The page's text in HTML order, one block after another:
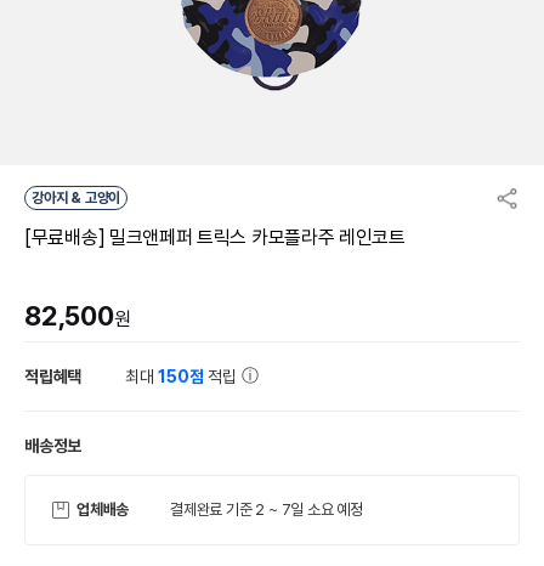
강아지 & 고양이
[무료배송] 밀크앤페퍼 트릭스 카모플라주 레인코트
82,500원
적립혜택 최대150점 적립
배송정보
업체배송 결제완료 기준 2 ~ 7일 소요 예정